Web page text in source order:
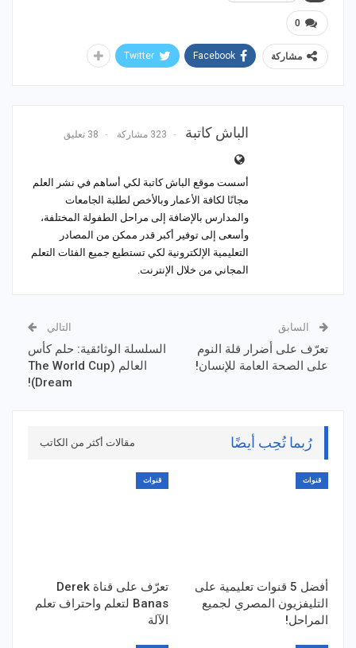
0
مشاركة Facebook
Twitter
الباش كاتبة 323 مشاركة 38 تعليق
أسست موقع الباش كاتبة لكي أساهم في نشر العلم
مجانًا لكافة الأعمار وبالأخص لطلبة الجامعات
والمدارس بالإضافة إلى مراحل الطفولة المختلفة،
وأسعى إلى توفير أكبر قدر ممكن من المصادر
التعليمية الإلكترونية لكي تستطيع جميع الفئات التعلم
المجاني من خلال الإنترنت.
السابق
تعرّف على أضرار قلة النوم
على الصحة العامة للإنسان!
التالي
السلسلة الوثائقية: حلم كأس
العالم (The World Cup
Dream)!
رُبما تُحِب أيضًا مقالات أكثر من الكاتب
قنوات
أفضل 5 قنوات تعليمية على
التليفزيون المصري لجميع
المراحل!
قنوات
تعرّف على قناة Derek
Banas لتعلم واحتراف تعلم
الآلة